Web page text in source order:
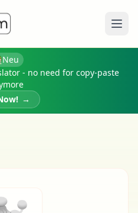
Neu
- no need for copy-paste
→